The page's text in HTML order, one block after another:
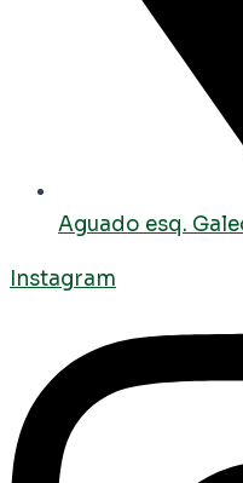
Aguado esq.
Instagram